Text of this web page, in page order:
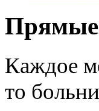
Прямые
Каждое
то